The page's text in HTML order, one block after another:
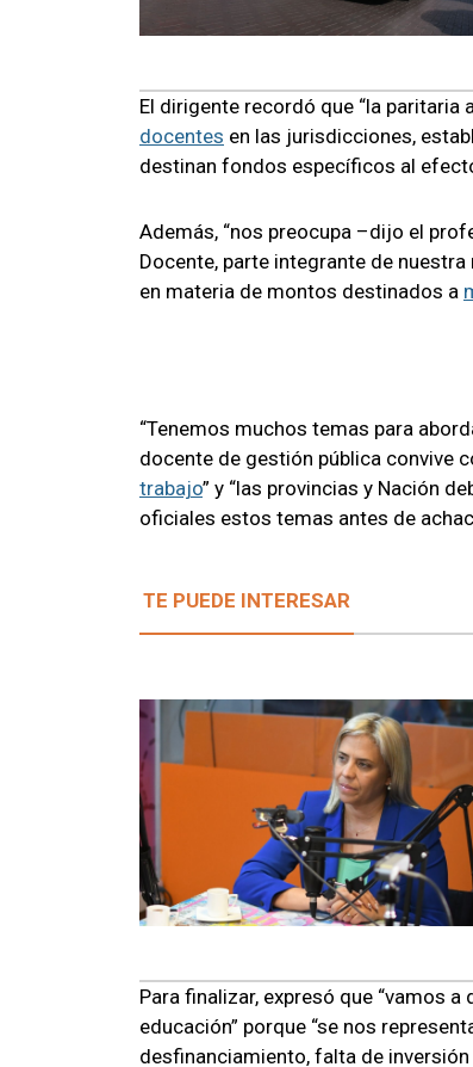
El dirigente recordó que “la paritaria
docentes en las jurisdicciones,
destinan fondos específicos al
Además, “nos preocupa –dijo el
Docente, parte integrante de
en materia de montos destinados a
“Tenemos muchos temas para
docente de gestión pública convive
trabajo” y “las provincias y Nación
oficiales estos temas antes de
TE PUEDE INTERESAR
Para finalizar, expresó que “vamos
educación” porque “se nos
desfinanciamiento, falta de inversión